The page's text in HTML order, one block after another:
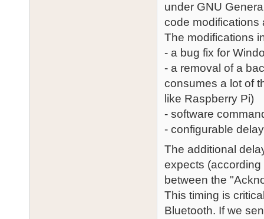
under GNU
code modifications
The modifications
- a bug fix for
- a removal of a
consumes a lot of
like Raspberry Pi)
- software
- configurable
The additional
expects
between the
This timing is
Bluetooth. If we